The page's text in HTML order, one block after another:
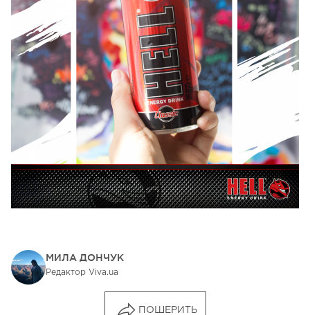
МИЛА ДОНЧУК
Редактор Viva.ua
ПОШЕРИТЬ